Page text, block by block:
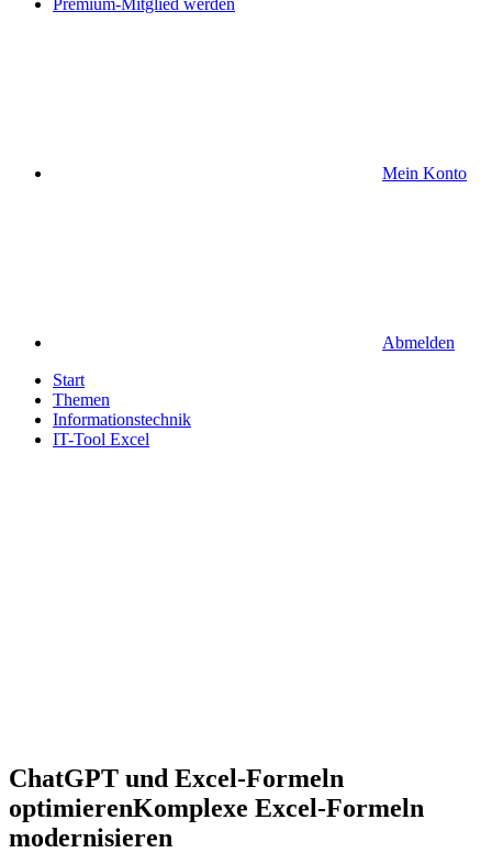
Premium-Mitglied werden
Mein Konto
Abmelden
Start
Themen
Informationstechnik
IT-Tool Excel
ChatGPT und Excel-Formeln
optimierenKomplexe Excel-Formeln
modernisieren